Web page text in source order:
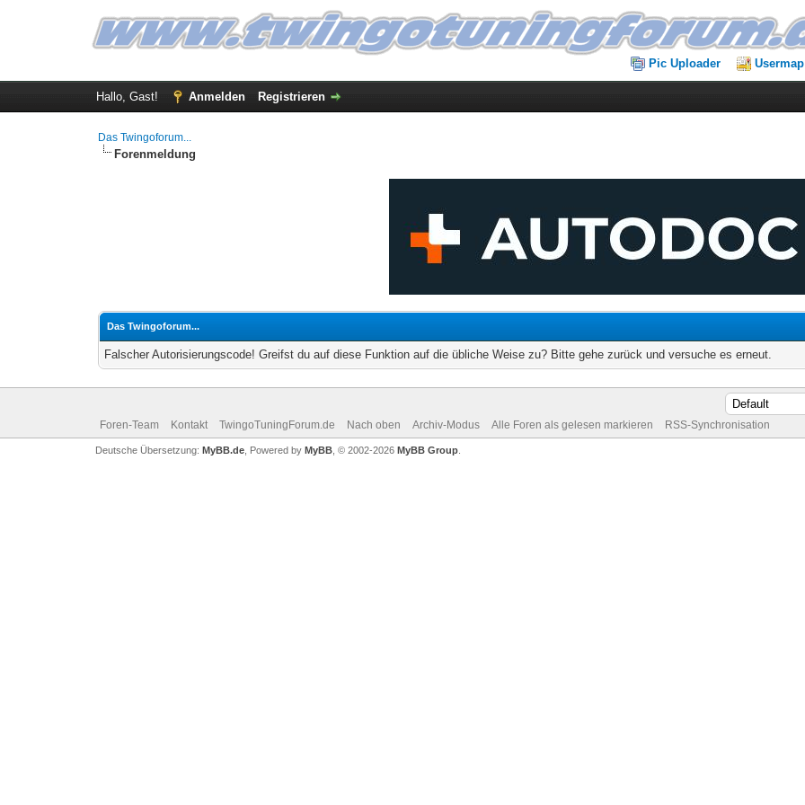
Pic Uploader Usermap
Hallo, Gast! Anmelden Registrieren
Das Twingoforum...
Forenmeldung
Das Twingoforum...
Falscher Autorisierungscode! Greifst du auf diese Funktion auf die übliche Weise zu? Bitte gehe zurück und versuche es erneut.
Foren-Team Kontakt TwingoTuningForum.de Nach oben Archiv-Modus Alle Foren als gelesen markieren RSS-Synchronisation
Deutsche Übersetzung: MyBB.de, Powered by MyBB, © 2002-2026 MyBB Group.